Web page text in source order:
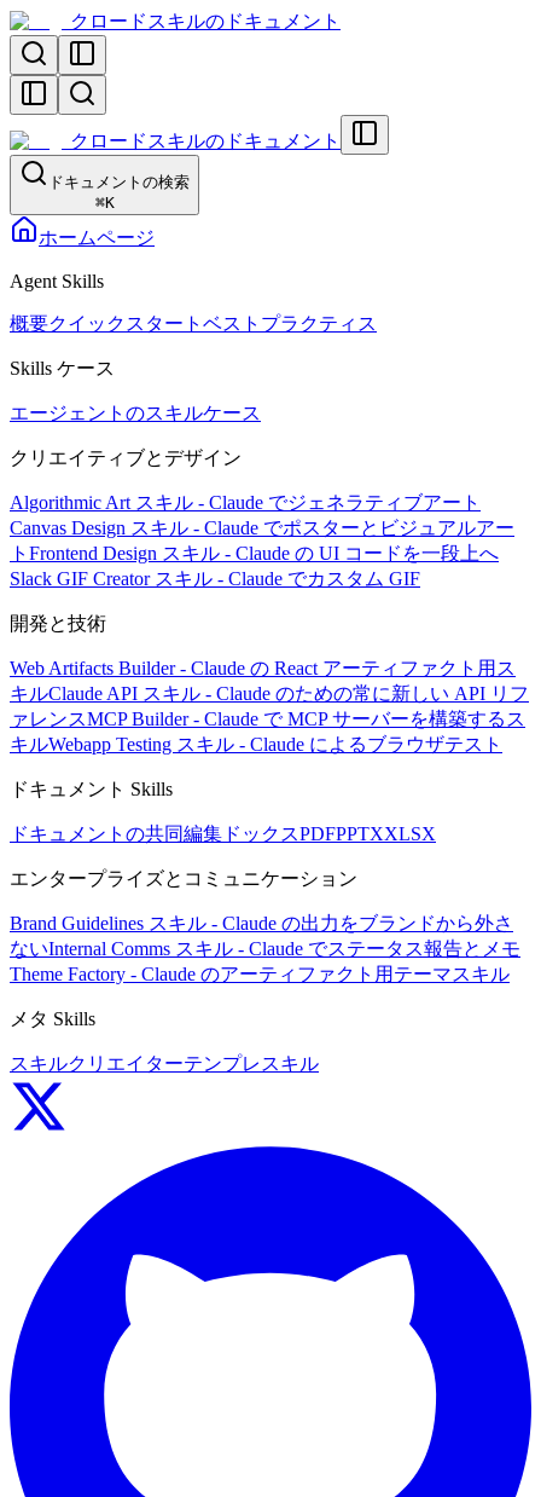
クロードスキルのドキュメント
クロードスキルのドキュメント
ドキュメントの検索
⌘K
ホームページ
Agent Skills
概要クイックスタート ベストプラクティス
Skills ケース
エージェントのスキルケース
クリエイティブとデザイン
Algorithmic Art スキル - Claude でジェネラティブアート
Canvas Design スキル - Claude でポスターとビジュアルアー
ト Frontend Design スキル - Claude の UI コードを一段上へ
Slack GIF Creator スキル - Claude でカスタム GIF
開発と技術
Web Artifacts Builder - Claude の React アーティファクト用ス
キルClaude API スキル - Claude のための常に新しい API リフ
ァレンスMCP Builder - Claude で MCP サーバーを構築するス
キルWebapp Testing スキル - Claude によるブラウザテスト
ドキュメント Skills
ドキュメントの共同編集 ドックスPDFPPTXXLSX
エンタープライズとコミュニケーション
Brand Guidelines スキル - Claude の出力をブランドから外さ
ないInternal Comms スキル - Claude でステータス報告とメモ
Theme Factory - Claude のアーティファクト用テーマスキル
メタ Skills
スキルクリエイターテンプレスキル